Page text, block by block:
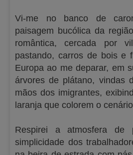
Vi-me no banco de
paisagem bucólica da
romântica, cercada por
pastando, carros de bois e
Europa ao me deparar, em
árvores de plátano, vindas
mãos dos imigrantes,
laranja que colorem o
Respirei a atmosfera de
simplicidade dos